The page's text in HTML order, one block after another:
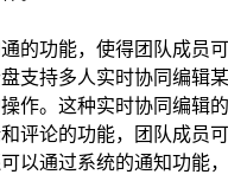
的功能，使得团队成员
支持多人实时协同编辑
作。这种实时协同编辑
评论的功能，团队成员
以通过系统的通知功能